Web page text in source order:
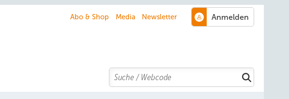
Abo & Shop Media Newsletter
Search